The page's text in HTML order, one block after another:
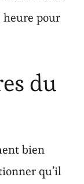
heure pour
du
bien
qu’il